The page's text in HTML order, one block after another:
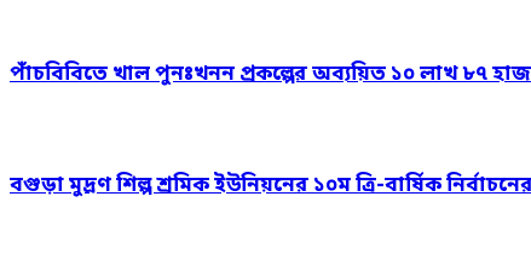
পাঁচবিবিতে খাল পুনঃখনন প্রকল্পের অব্যয়িত ১০ লাখ ৮৭
বগুড়া মুদ্রণ শিল্প শ্রমিক ইউনিয়নের ১০ম ত্রি-বার্ষিক